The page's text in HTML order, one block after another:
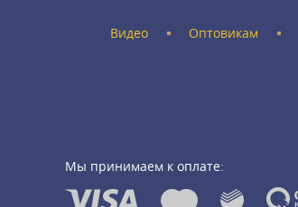
Видео Оптовикам
Мы принимаем к оплате: